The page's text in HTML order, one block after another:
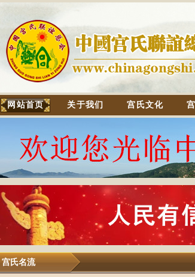
网站首页 关于我们 宫氏文化
宫氏名流